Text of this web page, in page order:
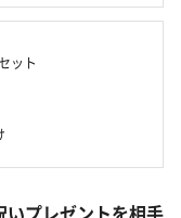
ット